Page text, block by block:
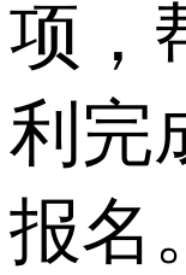
项，
利完
报名